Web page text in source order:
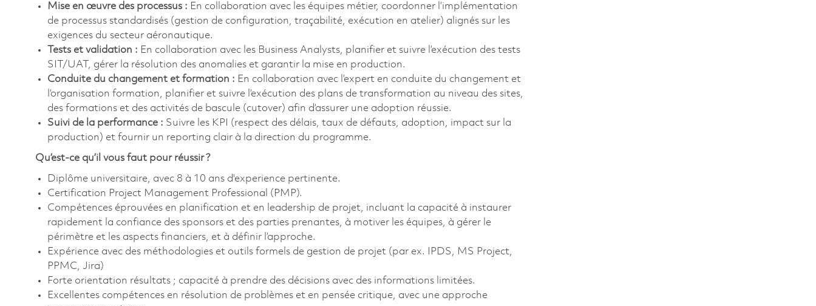
Mise en œuvre des processus : En collaboration avec les équipes métier, coordonner l’implémentation
de processus standardisés (gestion de configuration, traçabilité, exécution en atelier) alignés sur les
exigences du secteur aéronautique.
Tests et validation : En collaboration avec les Business Analysts, planifier et suivre l’exécution des tests
SIT/UAT, gérer la résolution des anomalies et garantir la mise en production.
Conduite du changement et formation : En collaboration avec l’expert en conduite du changement et
l’organisation formation, planifier et suivre l’exécution des plans de transformation au niveau des sites,
des formations et des activités de bascule (cutover) afin d’assurer une adoption réussie.
Suivi de la performance : Suivre les KPI (respect des délais, taux de défauts, adoption, impact sur la
production) et fournir un reporting clair à la direction du programme.
Qu’est-ce qu’il vous faut pour réussir ?
Diplôme universitaire, avec 8 à 10 ans d'experience pertinente.
Certification Project Management Professional (PMP).
Compétences éprouvées en planification et en leadership de projet, incluant la capacité à instaurer
rapidement la confiance des sponsors et des parties prenantes, à motiver les équipes, à gérer le
périmètre et les aspects financiers, et à définir l’approche.
Expérience avec des méthodologies et outils formels de gestion de projet (par ex. IPDS, MS Project,
PPMC, Jira)
Forte orientation résultats ; capacité à prendre des décisions avec des informations limitées.
Excellentes compétences en résolution de problèmes et en pensée critique, avec une approche